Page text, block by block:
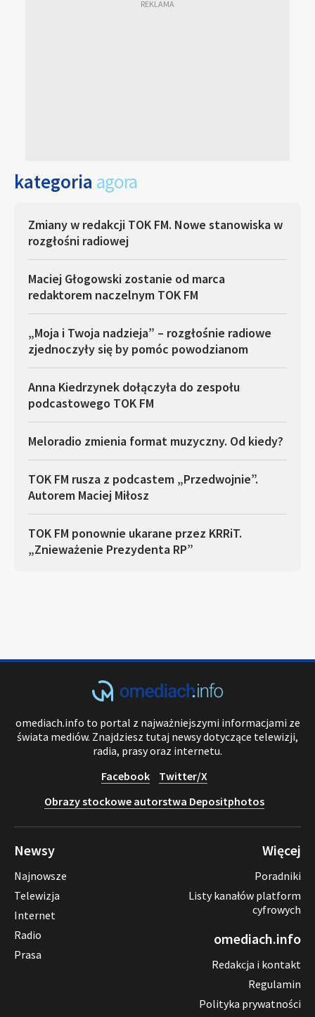
kategoria agora
Zmiany w redakcji TOK FM. Nowe stanowiska w
rozgłośni radiowej
Maciej Głogowski zostanie od marca
redaktorem naczelnym TOK FM
„Moja i Twoja nadzieja” – rozgłośnie radiowe
zjednoczyły się by pomóc powodzianom
Anna Kiedrzynek dołączyła do zespołu
podcastowego TOK FM
Meloradio zmienia format muzyczny. Od kiedy?
TOK FM rusza z podcastem „Przedwojnie”.
Autorem Maciej Miłosz
TOK FM ponownie ukarane przez KRRiT.
„Znieważenie Prezydenta RP”
omediach.info to portal z najważniejszymi informacjami ze
świata mediów. Znajdziesz tutaj newsy dotyczące telewizji,
radia, prasy oraz internetu.
Facebook
Twitter/X
Obrazy stockowe autorstwa Depositphotos
Newsy
Najnowsze
Telewizja
Internet
Radio
Prasa
Więcej
Poradniki
Listy kanałów platform
cyfrowych
omediach.info
Redakcja i kontakt
Regulamin
Polityka prywatności